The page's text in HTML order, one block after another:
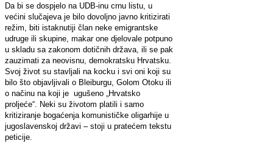
Da bi se dospjelo na UDB-inu crnu listu, u
većini slučajeva je bilo dovoljno javno kritizirati
režim, biti istaknutiji član neke emigrantske
udruge ili skupine, makar one djelovale potpuno
u skladu sa zakonom dotičnih država, ili se pak
zauzimati za neovisnu, demokratsku Hrvatsku.
Svoj život su stavljali na kocku i svi oni koji su
bilo što objavljivali o Bleiburgu, Golom Otoku ili
o načinu na koji je ugušeno „Hrvatsko
proljeće“. Neki su životom platili i samo
kritiziranje bogaćenja komunističke oligarhije u
jugoslavenskoj državi – stoji u pratećem tekstu
peticije.